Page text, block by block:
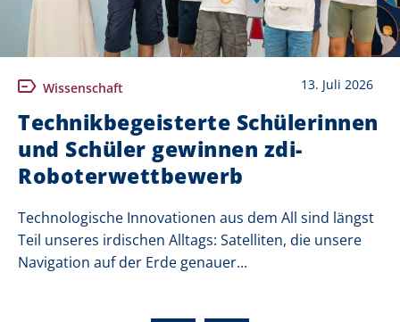
Wissenschaft 13. Juli 2026
Technikbegeisterte Schülerinnen
und Schüler gewinnen zdi-
Roboterwettbewerb
Technologische Innovationen aus dem All sind längst
Teil unseres irdischen Alltags: Satelliten, die unsere
Navigation auf der Erde genauer...